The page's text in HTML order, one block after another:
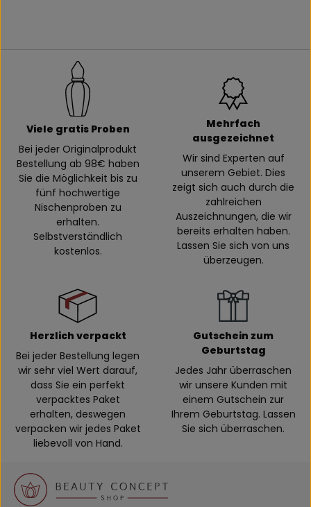
Viele gratis Proben
Bei jeder Originalprodukt
Bestellung ab 98€ haben
Sie die Möglichkeit bis zu
fünf hochwertige
Nischenproben zu
erhalten.
Selbstverständlich
kostenlos.
Mehrfach
ausgezeichnet
Wir sind Experten auf
unserem Gebiet. Dies
zeigt sich auch durch die
zahlreichen
Auszeichnungen, die wir
bereits erhalten haben.
Lassen Sie sich von uns
überzeugen.
Herzlich verpackt
Bei jeder Bestellung legen
wir sehr viel Wert darauf,
dass Sie ein perfekt
verpacktes Paket
erhalten, deswegen
verpacken wir jedes Paket
liebevoll von Hand.
Gutschein zum
Geburtstag
Jedes Jahr überraschen
wir unsere Kunden mit
einem Gutschein zur
Ihrem Geburtstag. Lassen
Sie sich überraschen.